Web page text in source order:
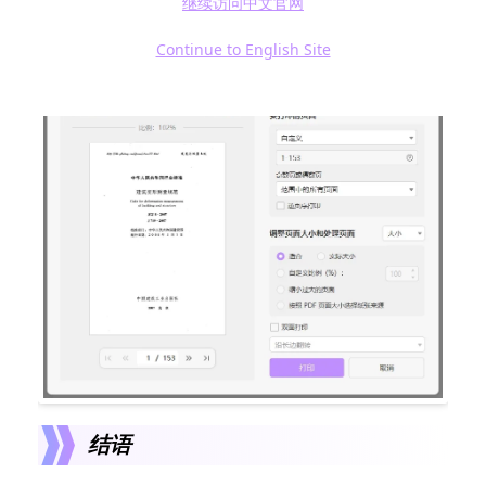
Continue to English Site
结语